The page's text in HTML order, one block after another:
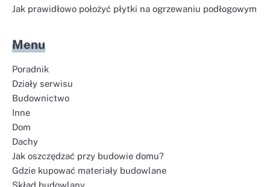
Jak prawidłowo położyć płytki na ogrzewaniu podłogowym
Menu
Poradnik
Działy serwisu
Budownictwo
Inne
Dom
Dachy
Jak oszczędzać przy budowie domu?
Gdzie kupować materiały budowlane
Skład budowlany